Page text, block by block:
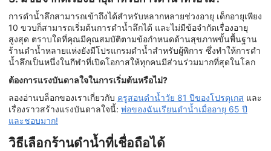
การดำน้ำลึกสามารถเข้าถึงได้สำหรับหลากหลายช่วงอายุ เด็กอายุเพียง
10 ขวบก็สามารถเริ่มต้นการดำน้ำลึกได้ และไม่มีข้อจำกัดเรื่องอายุ
สูงสุด ตราบใดที่คุณมีคุณสมบัติตามข้อกำหนดด้านสุขภาพขั้นพื้นฐาน
ร้านดำน้ำหลายแห่งยังมีโปรแกรมดำน้ำสำหรับผู้พิการ ซึ่งทำให้การดำ
น้ำลึกเป็นหนึ่งในกีฬาที่เปิดโอกาสให้ทุกคนมีส่วนร่วมมากที่สุดในโลก
ต้องการแรงบันดาลใจในการเริ่มต้นหรือไม่?
ลองอ่านบล็อกของเราเกี่ยวกับ ครูสอนดำน้ำวัย 81 ปีของโปรตุเกส และ
เรื่องราวสร้างแรงบันดาลใจนี้: พ่อของฉันเรียนดำน้ำเมื่ออายุ 65 ปี
และชอบมาก!
วิธีเลือกร้านดำน้ำที่เชื่อถือได้